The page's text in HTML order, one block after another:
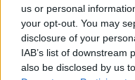
us or personal
your opt-out. You may
disclosure of your
IAB’s list of downstream
also be disclosed by us